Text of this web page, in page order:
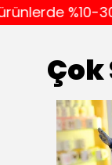
%10-30